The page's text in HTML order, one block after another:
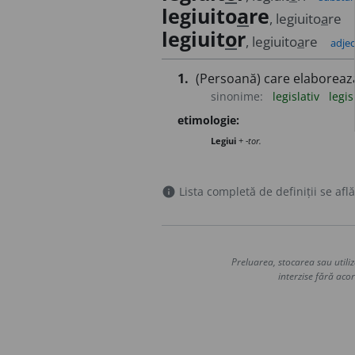
legiuitoare, legiuitoare
legiuitor, legiuitoare
1. (Persoană) care elaborează
sinonime: legislativ
etimologie:
Legiui + -tor.
info Lista completă de definiții se
Preluarea, stocarea sau
interzise fără